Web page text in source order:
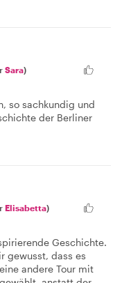
Sara)
so sachkundig und
der Berliner
Elisabetta)
Geschichte.
gewusst, dass es
andere Tour mit